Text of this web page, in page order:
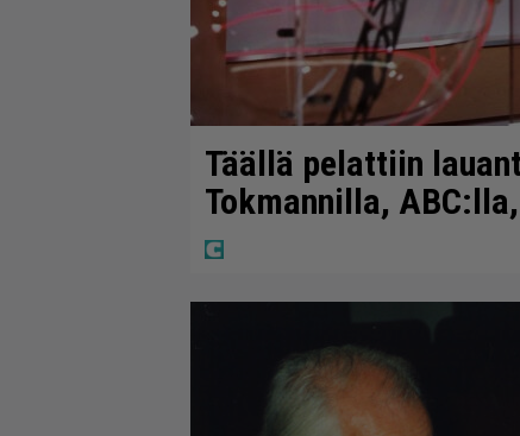
Täällä pelattiin
Tokmannilla,